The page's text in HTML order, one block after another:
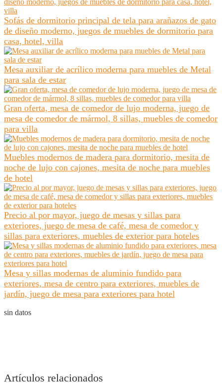
Sofás de dormitorio principal de tela para arañazos de gato
de diseño moderno, juegos de muebles de dormitorio para
casa, hotel, villa
Mesa auxiliar de acrílico moderna para muebles de Metal
para sala de estar
Gran oferta, mesa de comedor de lujo moderna, juego de
mesa de comedor de mármol, 8 sillas, muebles de comedor
para villa
Muebles modernos de madera para dormitorio, mesita de
noche de lujo con cajones, mesita de noche para muebles
de hotel
Precio al por mayor, juego de mesas y sillas para
exteriores, juego de mesa de café, mesa de comedor y
sillas para exteriores, muebles de exterior para hoteles
Mesa y sillas modernas de aluminio fundido para
exteriores, mesa de centro para exteriores, muebles de
jardín, juego de mesa para exteriores para hotel
sin datos
Artículos relacionados